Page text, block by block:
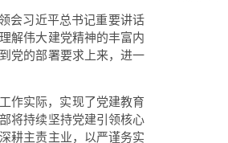
会习近平总书记重要讲话
解伟大建党精神的丰富内
党的部署要求上来，进一
作实际，实现了党建教育
将持续坚持党建引领核心
耕主责主业，以严谨务实